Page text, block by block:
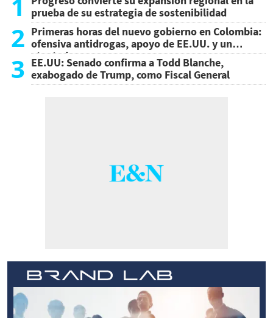
prueba de su estrategia de sostenibilidad
2 Primeras horas del nuevo gobierno en Colombia:
ofensiva antidrogas, apoyo de EE.UU. y un
atentado
3 EE.UU: Senado confirma a Todd Blanche,
exabogado de Trump, como Fiscal General